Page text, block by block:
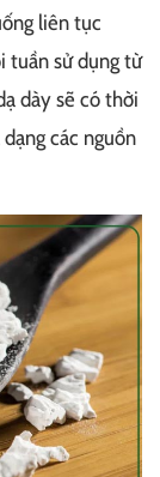
liên tục
tuần sử dụng từ
dày sẽ có thời
các nguồn